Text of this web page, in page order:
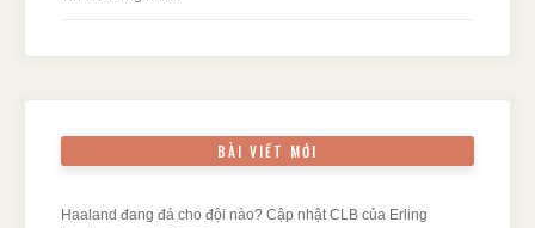
BÀI VIẾT MỚI
Haaland đang đá cho đội nào? Cập nhật CLB của Erling